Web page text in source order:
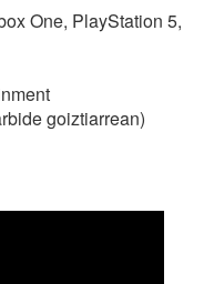
One, PlayStation 5,
goiztiarrean)